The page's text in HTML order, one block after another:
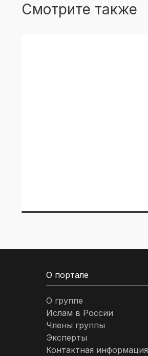
Смотрите также
О портале
О группе
Ислам в России
Члены группы
Эксперты
Контактная информация